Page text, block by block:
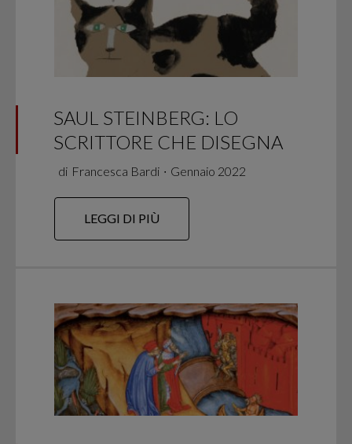
SAUL STEINBERG: LO
SCRITTORE CHE DISEGNA
di Francesca Bardi ∙ Gennaio 2022
LEGGI DI PIÙ